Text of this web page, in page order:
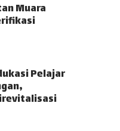
Muara
Pelajar